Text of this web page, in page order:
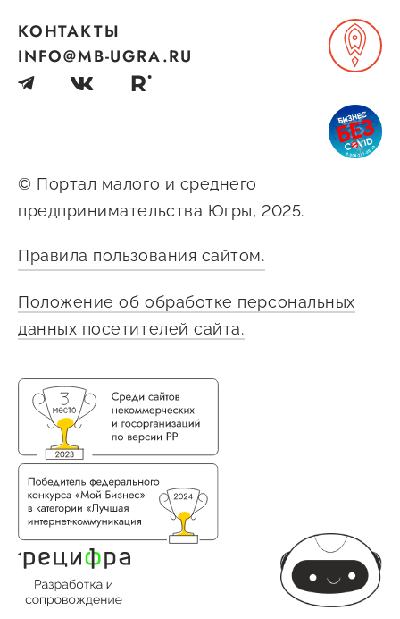
© Портал малого и среднего
предпринимательства Югры, 2025.
Правила пользования сайтом.
Положение об обработке персональных
данных посетителей сайта.
КОНТАКТЫ
INFO@MB-UGRA.RU